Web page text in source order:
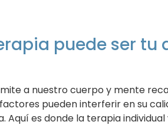
puede ser tu
a nuestro cuerpo y mente
pueden interferir en su
Aquí es donde la terapia